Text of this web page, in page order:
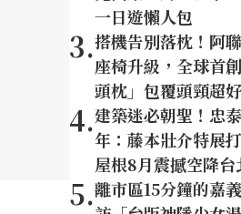
一日遊懶人包
3.搭機告別落枕！阿
座椅升級，全球首
頭枕」包覆頭頸超
4.建築迷必朝聖！忠
年：藤本壯介特展
屋根8月震撼空降台
5.離市區15分鐘的嘉